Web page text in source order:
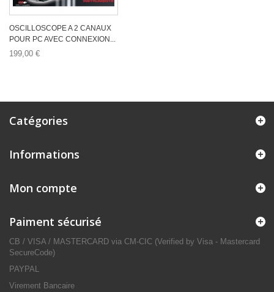
OSCILLOSCOPE A 2 CANAUX
POUR PC AVEC CONNEXION...
199,00 €
Catégories
Informations
Mon compte
Paiment sécurisé
CB / VISA / MASTERCARD via CM-CIC (Verified by Visa - Mastercard
SecureCode)
PAYPAL
Virement Bancaire